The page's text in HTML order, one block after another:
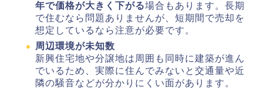
年で価格が大きく下がる場合もあります。長期
で住むなら問題ありませんが、短期間で売却を
想定しているなら注意が必要です。
周辺環境が未知数
新興住宅地や分譲地は周囲も同時に建築が進ん
でいるため、実際に住んでみないと交通量や近
隣の騒音などが分かりにくい面があります。